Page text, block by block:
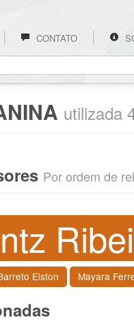
CONTATO
utilizada
Por ordem de
Elston Mayara